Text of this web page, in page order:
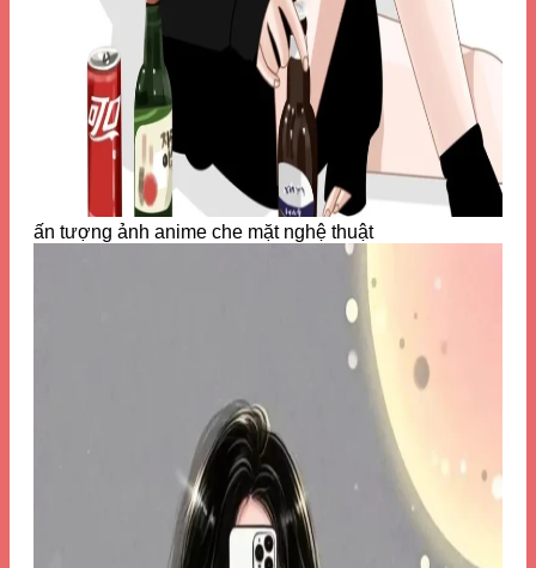
ấn tượng ảnh anime che mặt nghệ thuật